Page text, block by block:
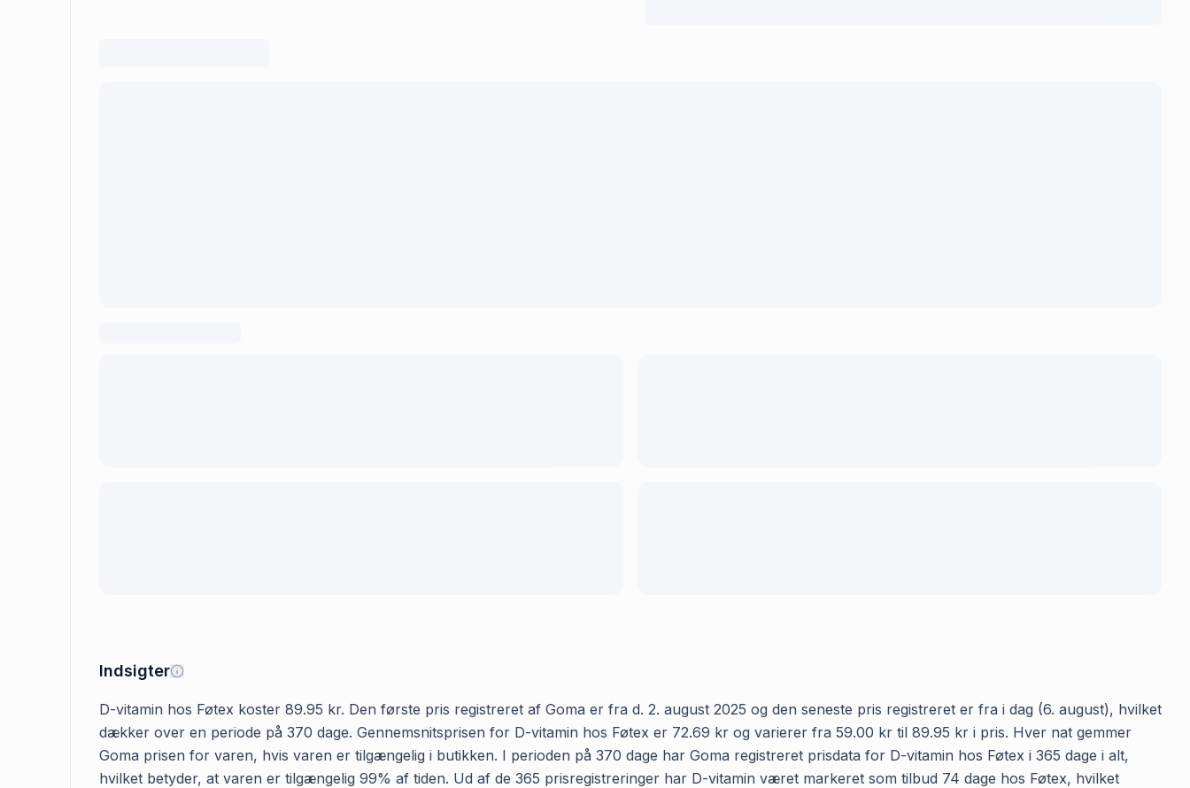
Indsigter
D-vitamin hos Føtex koster 89.95 kr. Den første pris registreret af Goma er fra d. 2. august 2025 og den seneste pris registreret er fra i dag (6. august), hvilket
dækker over en periode på 370 dage. Gennemsnitsprisen for D-vitamin hos Føtex er 72.69 kr og varierer fra 59.00 kr til 89.95 kr i pris. Hver nat gemmer
Goma prisen for varen, hvis varen er tilgængelig i butikken. I perioden på 370 dage har Goma registreret prisdata for D-vitamin hos Føtex i 365 dage i alt,
hvilket betyder, at varen er tilgængelig 99% af tiden. Ud af de 365 prisregistreringer har D-vitamin været markeret som tilbud 74 dage hos Føtex, hvilket